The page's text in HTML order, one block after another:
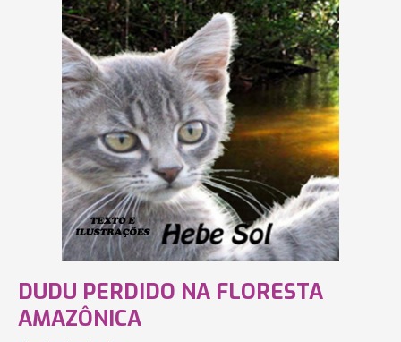
DUDU PERDIDO NA FLORESTA
AMAZÔNICA